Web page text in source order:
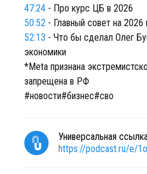
47:24 - Про курс ЦБ в 2026
50:52 - Главный совет на 2026
52:13 - Что бы сделал Олег
экономики
*Meta признана
запрещена в РФ
#новости#бизнес#сво
Универсальная
https://podcast.ru/e/